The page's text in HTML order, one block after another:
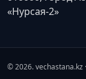
«Нурсая-2»
© 2026. vechastana.kz